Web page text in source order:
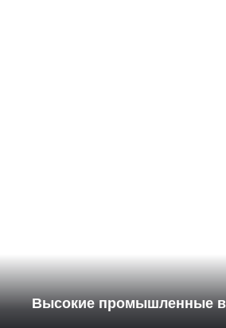
Высокие промышленные